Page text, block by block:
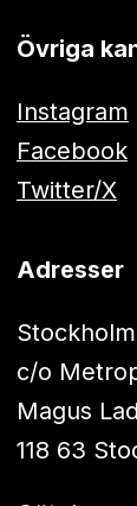
Övriga
Instagram
Facebook
Twitter/X
Adresser
Stockholm
c/o
Magus
118 63